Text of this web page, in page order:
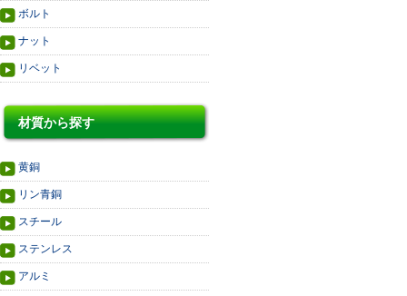
ボルト
ナット
リベット
材質から探す
黄銅
リン青銅
スチール
ステンレス
アルミ